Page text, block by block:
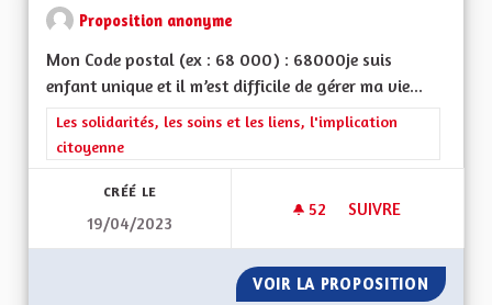
Proposition anonyme
Mon Code postal (ex : 68 000) : 68000je suis
enfant unique et il m’est difficile de gérer ma vie...
Filtrer les résultats de la catégorie : Les solidarités, les soins
Les solidarités, les soins et les liens, l'implication
citoyenne
CRÉÉ LE
19/04/2023
52 52 ABONNÉS
SUIVRE
VOIR LA PROPOSITION AIDE